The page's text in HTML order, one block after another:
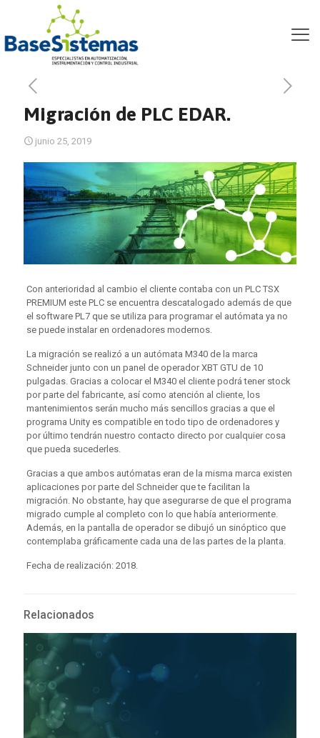
Migración de PLC EDAR.
Migración de PLC EDAR.
junio 25, 2019
Con anterioridad al cambio el cliente contaba con un PLC TSX
PREMIUM este PLC se encuentra descatalogado además de que
el software PL7 que se utiliza para programar el autómata ya no
se puede instalar en ordenadores modernos.
La migración se realizó a un autómata M340 de la marca
Schneider junto con un panel de operador XBT GTU de 10
pulgadas. Gracias a colocar el M340 el cliente podrá tener stock
por parte del fabricante, así como atención al cliente, los
mantenimientos serán mucho más sencillos gracias a que el
programa Unity es compatible en todo tipo de ordenadores y
por último tendrán nuestro contacto directo por cualquier cosa
que pueda sucederles.
Gracias a que ambos autómatas eran de la misma marca existen
aplicaciones por parte del Schneider que te facilitan la
migración. No obstante, hay que asegurarse de que el programa
migrado cumple al completo con lo que había anteriormente.
Además, en la pantalla de operador se dibujó un sinóptico que
contemplaba gráficamente cada una de las partes de la planta.
Fecha de realización: 2018.
Relacionados